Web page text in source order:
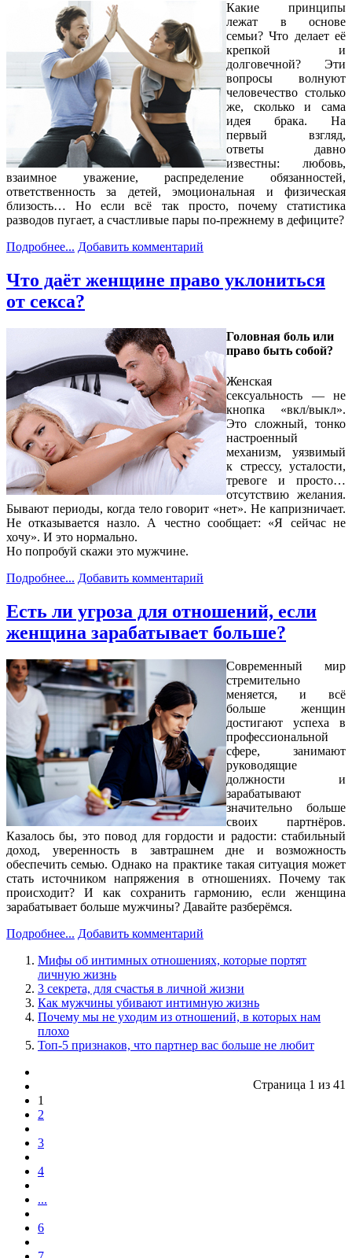
Какие принципы
лежат в основе
семьи? Что делает её
крепкой и
долговечной? Эти
вопросы волнуют
человечество столько
же, сколько и сама
идея брака. На
первый взгляд,
ответы давно
известны: любовь,
взаимное уважение, распределение обязанностей,
ответственность за детей, эмоциональная и физическая
близость… Но если всё так просто, почему статистика
разводов пугает, а счастливые пары по-прежнему в дефиците?
Подробнее... Добавить комментарий
Что даёт женщине право уклониться
от секса?
Головная боль или
право быть собой?
Женская
сексуальность — не
кнопка «вкл/выкл».
Это сложный, тонко
настроенный
механизм, уязвимый
к стрессу, усталости,
тревоге и просто…
отсутствию желания.
Бывают периоды, когда тело говорит «нет». Не капризничает.
Не отказывается назло. А честно сообщает: «Я сейчас не
хочу». И это нормально.
Но попробуй скажи это мужчине.
Подробнее... Добавить комментарий
Есть ли угроза для отношений, если
женщина зарабатывает больше?
Современный мир
стремительно
меняется, и всё
больше женщин
достигают успеха в
профессиональной
сфере, занимают
руководящие
должности и
зарабатывают
значительно больше
своих партнёров.
Казалось бы, это повод для гордости и радости: стабильный
доход, уверенность в завтрашнем дне и возможность
обеспечить семью. Однако на практике такая ситуация может
стать источником напряжения в отношениях. Почему так
происходит? И как сохранить гармонию, если женщина
зарабатывает больше мужчины? Давайте разберёмся.
Подробнее... Добавить комментарий
Мифы об интимных отношениях, которые портят
личную жизнь
3 секрета, для счастья в личной жизни
Как мужчины убивают интимную жизнь
Почему мы не уходим из отношений, в которых нам
плохо
Топ-5 признаков, что партнер вас больше не любит
Страница 1 из 41
1
2
3
4
...
6